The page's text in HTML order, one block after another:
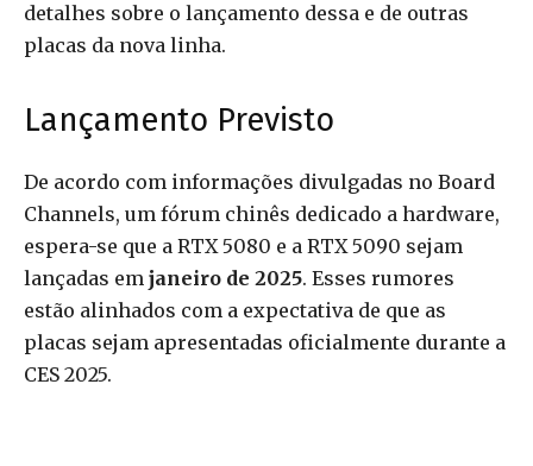
detalhes sobre o lançamento dessa e de outras
placas da nova linha.
Lançamento Previsto
De acordo com informações divulgadas no Board
Channels, um fórum chinês dedicado a hardware,
espera-se que a RTX 5080 e a RTX 5090 sejam
lançadas em janeiro de 2025. Esses rumores
estão alinhados com a expectativa de que as
placas sejam apresentadas oficialmente durante a
CES 2025.